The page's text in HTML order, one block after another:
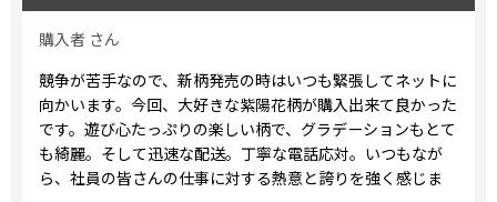
購入者 さん
競争が苦手なので、新柄発売の時はいつも緊張してネットに
向かいます。今回、大好きな紫陽花柄が購入出来て良かった
です。遊び心たっぷりの楽しい柄で、グラデーションもとて
も綺麗。そして迅速な配送。丁寧な電話応対。いつもなが
ら、社員の皆さんの仕事に対する熱意と誇りを強く感じま